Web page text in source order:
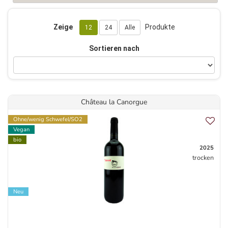
Zeige 12 24 Alle Produkte
Sortieren nach
Château la Canorgue
Ohne/wenig Schwefel/SO2
Vegan
bio
Neu
2025
trocken